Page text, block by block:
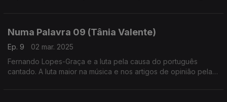
Numa Palavra 09 (Tânia Valente)
Ep. 9
02 mar. 2025
Fernando Lopes-Graça e a luta pela causa do português
cantado. A luta maior na música e nos artigos de opinião pela